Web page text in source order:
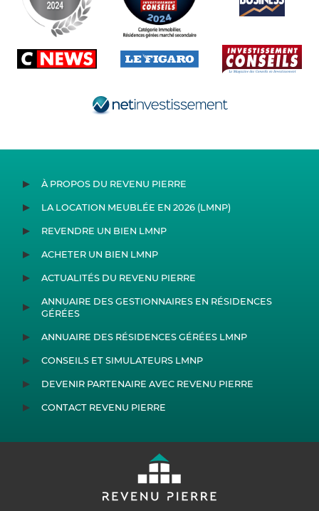
À PROPOS DU REVENU PIERRE
LA LOCATION MEUBLÉE EN 2026 (LMNP)
REVENDRE UN BIEN LMNP
ACHETER UN BIEN LMNP
ACTUALITÉS DU REVENU PIERRE
ANNUAIRE DES GESTIONNAIRES EN RÉSIDENCES
GÉRÉES
ANNUAIRE DES RÉSIDENCES GÉRÉES LMNP
CONSEILS ET SIMULATEURS LMNP
DEVENIR PARTENAIRE AVEC REVENU PIERRE
CONTACT REVENU PIERRE